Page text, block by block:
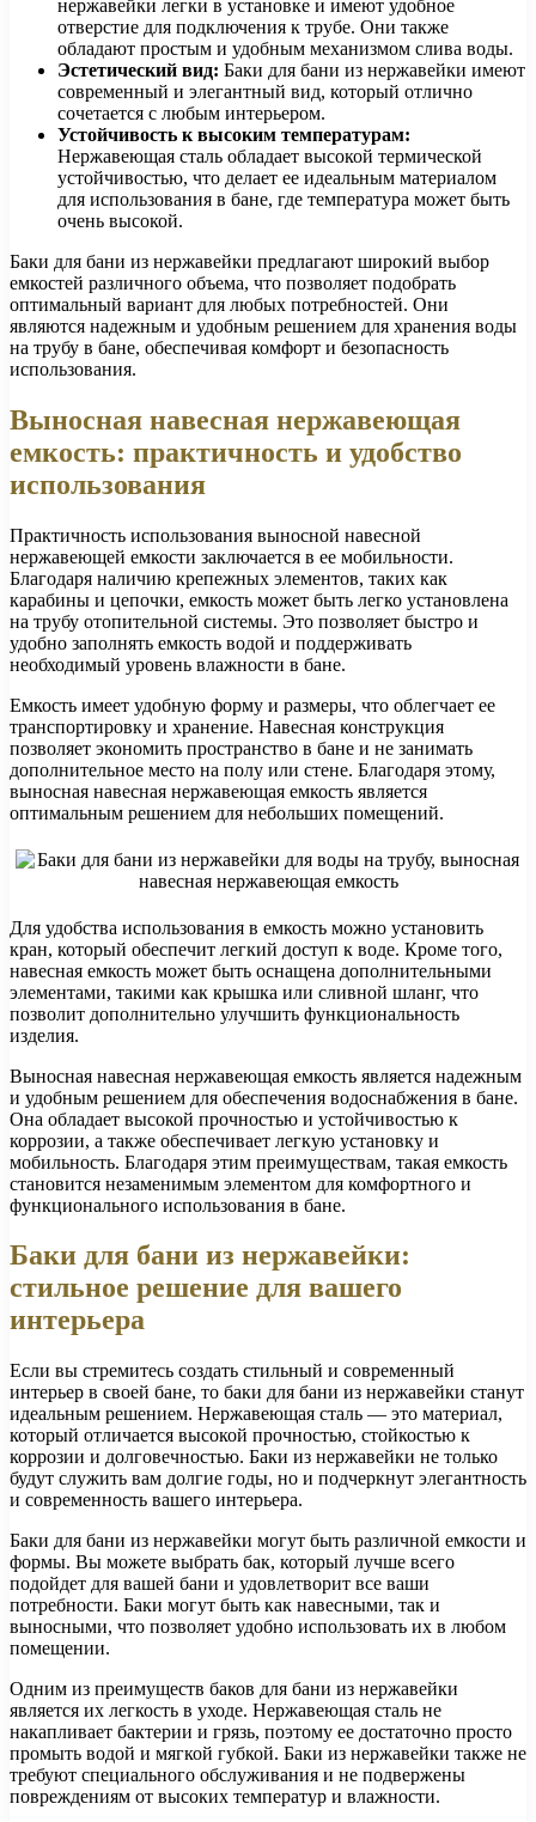
нержавейки легки в установке и имеют удобное
отверстие для подключения к трубе. Они также
обладают простым и удобным механизмом слива воды.
Эстетический вид: Баки для бани из нержавейки имеют
современный и элегантный вид, который отлично
сочетается с любым интерьером.
Устойчивость к высоким температурам:
Нержавеющая сталь обладает высокой термической
устойчивостью, что делает ее идеальным материалом
для использования в бане, где температура может быть
очень высокой.
Баки для бани из нержавейки предлагают широкий выбор
емкостей различного объема, что позволяет подобрать
оптимальный вариант для любых потребностей. Они
являются надежным и удобным решением для хранения воды
на трубу в бане, обеспечивая комфорт и безопасность
использования.
Выносная навесная нержавеющая
емкость: практичность и удобство
использования
Практичность использования выносной навесной
нержавеющей емкости заключается в ее мобильности.
Благодаря наличию крепежных элементов, таких как
карабины и цепочки, емкость может быть легко установлена
на трубу отопительной системы. Это позволяет быстро и
удобно заполнять емкость водой и поддерживать
необходимый уровень влажности в бане.
Емкость имеет удобную форму и размеры, что облегчает ее
транспортировку и хранение. Навесная конструкция
позволяет экономить пространство в бане и не занимать
дополнительное место на полу или стене. Благодаря этому,
выносная навесная нержавеющая емкость является
оптимальным решением для небольших помещений.
Для удобства использования в емкость можно установить
кран, который обеспечит легкий доступ к воде. Кроме того,
навесная емкость может быть оснащена дополнительными
элементами, такими как крышка или сливной шланг, что
позволит дополнительно улучшить функциональность
изделия.
Выносная навесная нержавеющая емкость является надежным
и удобным решением для обеспечения водоснабжения в бане.
Она обладает высокой прочностью и устойчивостью к
коррозии, а также обеспечивает легкую установку и
мобильность. Благодаря этим преимуществам, такая емкость
становится незаменимым элементом для комфортного и
функционального использования в бане.
Баки для бани из нержавейки:
стильное решение для вашего
интерьера
Если вы стремитесь создать стильный и современный
интерьер в своей бане, то баки для бани из нержавейки станут
идеальным решением. Нержавеющая сталь — это материал,
который отличается высокой прочностью, стойкостью к
коррозии и долговечностью. Баки из нержавейки не только
будут служить вам долгие годы, но и подчеркнут элегантность
и современность вашего интерьера.
Баки для бани из нержавейки могут быть различной емкости и
формы. Вы можете выбрать бак, который лучше всего
подойдет для вашей бани и удовлетворит все ваши
потребности. Баки могут быть как навесными, так и
выносными, что позволяет удобно использовать их в любом
помещении.
Одним из преимуществ баков для бани из нержавейки
является их легкость в уходе. Нержавеющая сталь не
накапливает бактерии и грязь, поэтому ее достаточно просто
промыть водой и мягкой губкой. Баки из нержавейки также не
требуют специального обслуживания и не подвержены
повреждениям от высоких температур и влажности.